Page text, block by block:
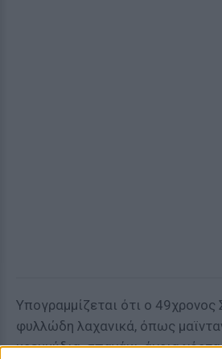
Υπογραμμίζεται ότι ο 49χρονος
φυλλώδη λαχανικά, όπως
κρεμμύδια, σπανάκι, άγρια